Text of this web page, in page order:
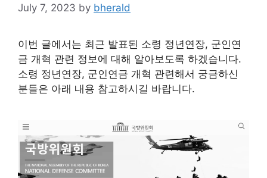
July 7, 2023 by bherald
이번 글에서는 최근 발표된 소령 정년연장, 군인연
금 개혁 관련 정보에 대해 알아보도록 하겠습니다.
소령 정년연장, 군인연금 개혁 관련해서 궁금하신
분들은 아래 내용 참고하시길 바랍니다.